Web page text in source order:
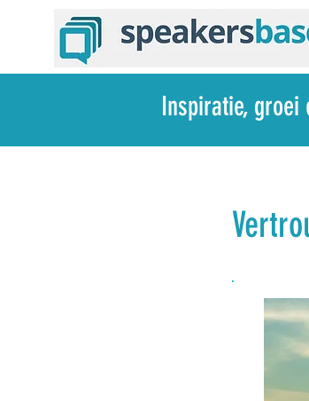
Inspiratie, groei